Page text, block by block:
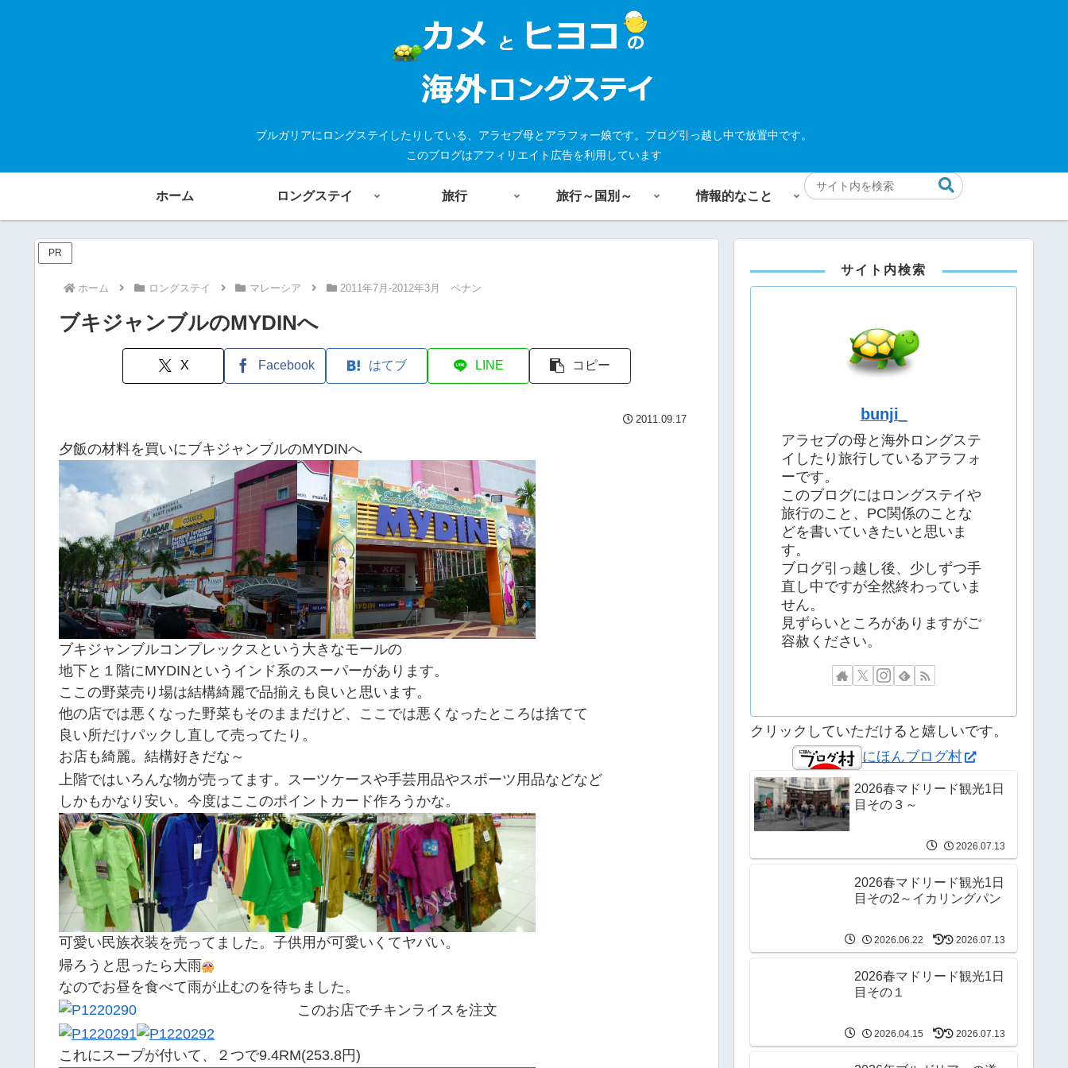
ブルガリアにロングステイしたりしている、アラセブ母とアラフォー娘です。ブログ引っ越し中で放置中です。
このブログはアフィリエイト広告を利用しています
ホーム ロングステイ 旅行 旅行～国別～ 情報的なこと
PR
ホーム ロングステイ マレーシア 2011年7月-2012年3月 ペナン
ブキジャンブルのMYDINへ
X Facebook はてブ LINE コピー
2011.09.17
夕飯の材料を買いにブキジャンブルのMYDINへ
ブキジャンブルコンプレックスという大きなモールの
地下と１階にMYDINというインド系のスーパーがあります。
ここの野菜売り場は結構綺麗で品揃えも良いと思います。
他の店では悪くなった野菜もそのままだけど、ここでは悪くなったところは捨てて
良い所だけパックし直して売ってたり。
お店も綺麗。結構好きだな～
上階ではいろんな物が売ってます。スーツケースや手芸用品やスポーツ用品などなど
しかもかなり安い。今度はここのポイントカード作ろうかな。
可愛い民族衣装を売ってました。子供用が可愛いくてヤバい。
帰ろうと思ったら大雨
なのでお昼を食べて雨が止むのを待ちました。
このお店でチキンライスを注文
これにスープが付いて、２つで9.4RM(253.8円)
サイト内検索
bunji_
アラセブの母と海外ロングステ
イしたり旅行しているアラフォ
ーです。
このブログにはロングステイや
旅行のこと、PC関係のことな
どを書いていきたいと思いま
す。
ブログ引っ越し後、少しずつ手
直し中ですが全然終わっていま
せん。
見ずらいところがありますがご
容赦ください。
クリックしていただけると嬉しいです。
にほんブログ村
2026春マドリード観光1日
目その３～
2026.07.13
2026春マドリード観光1日
目その2～イカリングパン
2026.06.22 2026.07.13
2026春マドリード観光1日
目その１
2026.04.15 2026.07.13